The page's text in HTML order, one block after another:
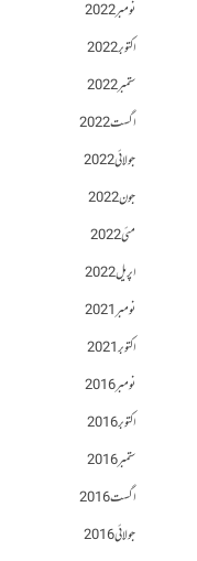
نومبر 2022
اکتوبر 2022
ستمبر 2022
اگست 2022
جولائی 2022
جون 2022
مئی 2022
اپریل 2022
نومبر 2021
اکتوبر 2021
نومبر 2016
اکتوبر 2016
ستمبر 2016
اگست 2016
جولائی 2016